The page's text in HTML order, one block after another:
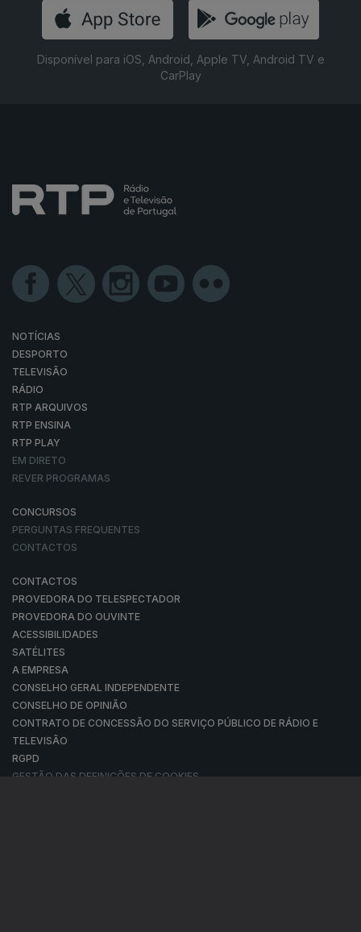
Disponível para iOS, Android, Apple TV, Android TV e
CarPlay
NOTÍCIAS
DESPORTO
TELEVISÃO
RÁDIO
RTP ARQUIVOS
RTP ENSINA
RTP PLAY
EM DIRETO
REVER PROGRAMAS
CONCURSOS
PERGUNTAS FREQUENTES
CONTACTOS
CONTACTOS
PROVEDORA DO TELESPECTADOR
PROVEDORA DO OUVINTE
ACESSIBILIDADES
SATÉLITES
A EMPRESA
CONSELHO GERAL INDEPENDENTE
CONSELHO DE OPINIÃO
CONTRATO DE CONCESSÃO DO SERVIÇO PÚBLICO DE RÁDIO E
TELEVISÃO
RGPD
GESTÃO DAS DEFINIÇÕES DE COOKIES